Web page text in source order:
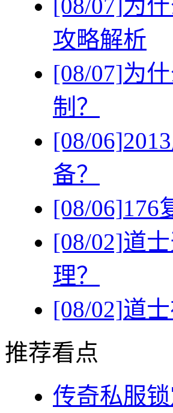
[08/07]为
攻略解析
[08/07]为
制？
[08/06]
备？
[08/06]176
[08/02]道
理？
[08/02]道
推荐看点
传奇私服